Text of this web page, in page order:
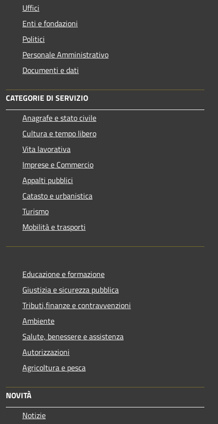
Uffici
Enti e fondazioni
Politici
Personale Amministrativo
Documenti e dati
CATEGORIE DI SERVIZIO
Anagrafe e stato civile
Cultura e tempo libero
Vita lavorativa
Imprese e Commercio
Appalti pubblici
Catasto e urbanistica
Turismo
Mobilità e trasporti
Educazione e formazione
Giustizia e sicurezza pubblica
Tributi,finanze e contravvenzioni
Ambiente
Salute, benessere e assistenza
Autorizzazioni
Agricoltura e pesca
NOVITÀ
Notizie